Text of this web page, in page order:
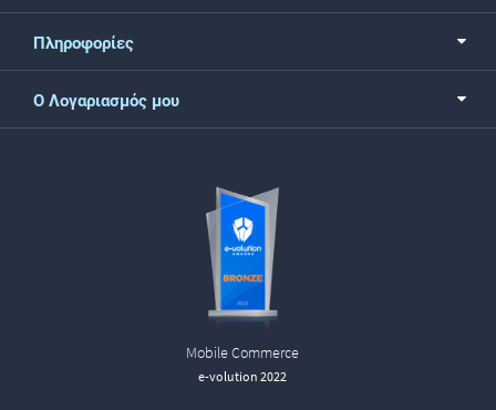
Πληροφορίες
Ο Λογαριασμός μου
Mobile Commerce
e-volution 2022